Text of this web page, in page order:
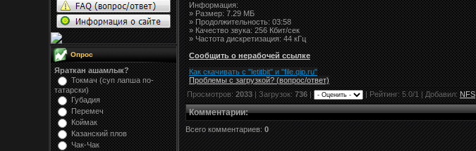
Опрос
Яраткан ашамлык?
Токмач (суп лапша по-
татарски)
Губадия
Перемеч
Коймак
Казанский плов
Чак-Чак
Информация:
»Размер:7.29 МБ
» Продолжительность: 03:58
» Качество звука: 256 Кбит/сек
» Частота дискретизация: 44 кГц
Сообщить о нерабочей ссылке
Как скачивать с "letitbit" и "file.qip.ru"
Проблемы с загрузкой? (вопрос/ответ)
Просмотров:2033| Загрузок:736| |Рейтинг:5.0/1 | Добавил:NFS
Комментарии:
Всего комментариев: 0